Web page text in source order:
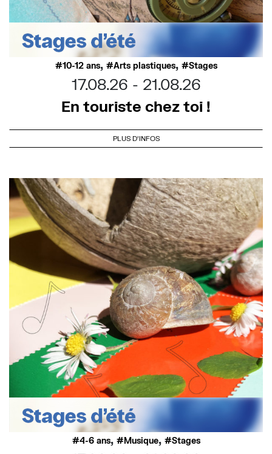
10-12 ans, Arts plastiques, Stages
17.08.26
21.08.26
En touriste chez toi !
PLUS D'INFOS
4-6 ans, Musique, Stages